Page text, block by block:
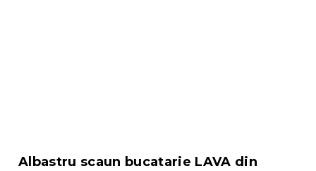
Albastru scaun bucatarie LAVA din